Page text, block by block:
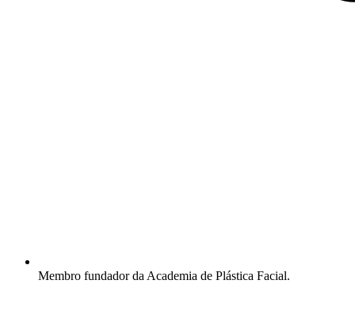
Membro fundador da Academia de Plástica Facial.